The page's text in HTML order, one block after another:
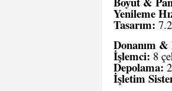
Yenileme
Tasarım:
Donanım
İşlemci: 8
Depolama:
İşletim